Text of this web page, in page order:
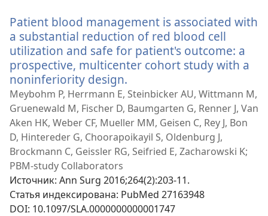
окне)
Patient blood management is associated with
a substantial reduction of red blood cell
utilization and safe for patient's outcome: a
prospective, multicenter cohort study with a
noninferiority design.
в
новом
окне)
Meybohm P, Herrmann E, Steinbicker AU, Wittmann M,
Gruenewald M, Fischer D, Baumgarten G, Renner J, Van
Aken HK, Weber CF, Mueller MM, Geisen C, Rey J, Bon
D, Hintereder G, Choorapoikayil S, Oldenburg J,
Brockmann C, Geissler RG, Seifried E, Zacharowski K;
PBM-study Collaborators
Источник‎: Ann Surg 2016;264(2):203-11.
Статья индексирована‎: PubMed 27163948
DOI‎: 10.1097/SLA.0000000000001747